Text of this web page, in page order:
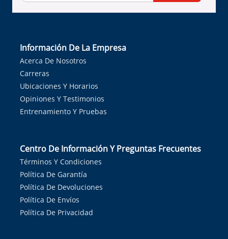
Información De La Empresa
Acerca De Nosotros
Carreras
Ubicaciones Y Horarios
Opiniones Y Testimonios
Entrenamiento Y Pruebas
Centro De Información Y Preguntas Frecuentes
Términos Y Condiciones
Política De Garantía
Política De Devoluciones
Política De Envíos
Política De Privacidad